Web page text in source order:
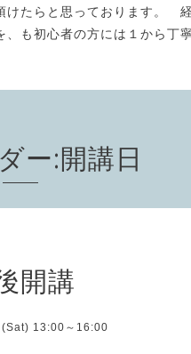
けたらと思っております。
、も初心者の方には１から
ー:開講日
開講
13:00～16:00